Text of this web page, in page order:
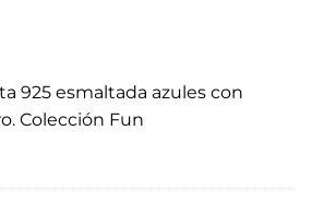
925 esmaltada azules con
Colección Fun